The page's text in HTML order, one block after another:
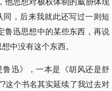
，后来我就此还写过一则短
鲁迅思想中的某些东西，再说
中没有这个东西。
迅》，一本是《胡风还是舒
这个书名其实延续了我过去对